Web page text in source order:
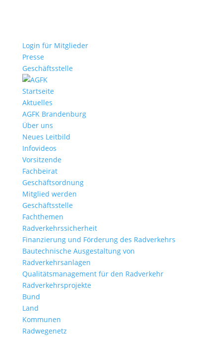
Login für Mitglieder
Presse
Geschäftsstelle
Startseite
Aktuelles
AGFK Brandenburg
Über uns
Neues Leitbild
Infovideos
Vorsitzende
Fachbeirat
Geschäftsordnung
Mitglied werden
Geschäftsstelle
Fachthemen
Radverkehrssicherheit
Finanzierung und Förderung des Radverkehrs
Bautechnische Ausgestaltung von
Radverkehrsanlagen
Qualitätsmanagement für den Radverkehr
Radverkehrsprojekte
Bund
Land
Kommunen
Radwegenetz